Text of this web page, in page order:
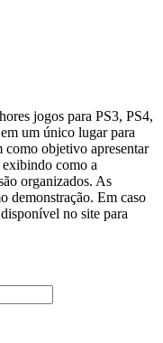
jogos para PS3, PS4,
um único lugar para
como objetivo apresentar
como a
organizados. As
demonstração. Em caso
no site para